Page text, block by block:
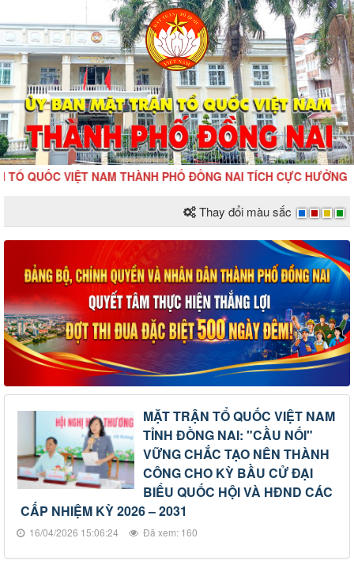
VIỆT NAM THÀNH PHỐ ĐỒNG NAI TÍCH CỰC HƯỞNG
Thay đổi màu sắc
MẶT TRẬN TỔ QUỐC VIỆT NAM
TỈNH ĐỒNG NAI: "CẦU NỐI"
VỮNG CHẮC TẠO NÊN THÀNH
CÔNG CHO KỲ BẦU CỬ ĐẠI
BIỂU QUỐC HỘI VÀ HĐND CÁC
CẤP NHIỆM KỲ 2026 – 2031
16/04/2026 15:06:24 Đã xem: 160